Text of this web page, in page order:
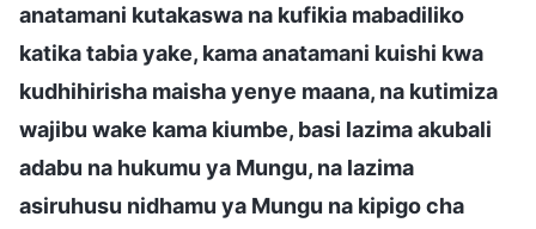
anatamani kutakaswa na kufikia mabadiliko
katika tabia yake, kama anatamani kuishi kwa
kudhihirisha maisha yenye maana, na kutimiza
wajibu wake kama kiumbe, basi lazima akubali
adabu na hukumu ya Mungu, na lazima
asiruhusu nidhamu ya Mungu na kipigo cha